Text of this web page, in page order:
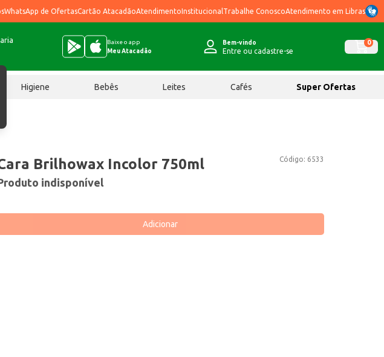
WhatsApp de OfertasCartão AtacadãoAtendimentoInstitucional Trabalhe ConoscoAtendimento em Libras
Baixe o app
Meu Atacadão
Bem-vindo
Entre ou cadastre-se
0
Higiene Bebês Leites Cafés Super Ofertas
Código: 6533
Brilhowax Incolor 750ml
indisponível
Adicionar